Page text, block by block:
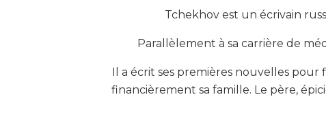
Tchekhov est un écrivain
Parallèlement à sa carrière de
Il a écrit ses premières nouvelles
financièrement sa famille. Le père,